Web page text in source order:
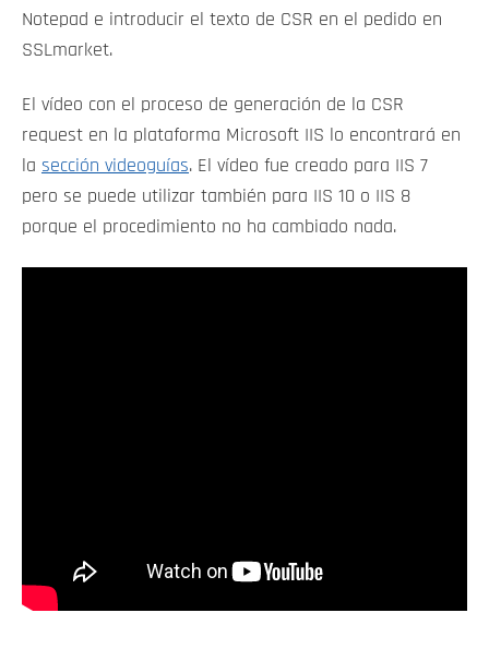
Notepad e introducir el texto de CSR en el pedido en
SSLmarket.
El vídeo con el proceso de generación de la CSR
request en la plataforma Microsoft IIS lo encontrará en
la sección videoguías. El vídeo fue creado para IIS 7
pero se puede utilizar también para IIS 10 o IIS 8
porque el procedimiento no ha cambiado nada.